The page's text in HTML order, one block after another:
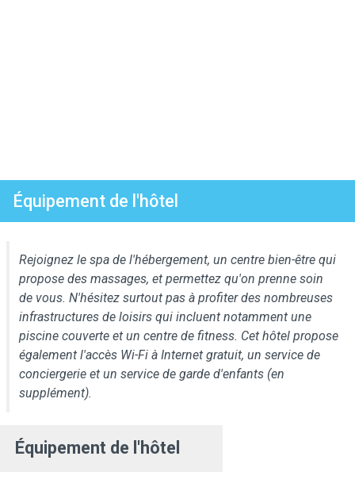
Équipement de l'hôtel
Rejoignez le spa de l'hébergement, un centre bien-être qui
propose des massages, et permettez qu'on prenne soin
de vous. N'hésitez surtout pas à profiter des nombreuses
infrastructures de loisirs qui incluent notamment une
piscine couverte et un centre de fitness. Cet hôtel propose
également l'accès Wi-Fi à Internet gratuit, un service de
conciergerie et un service de garde d'enfants (en
supplément).
Équipement de l'hôtel